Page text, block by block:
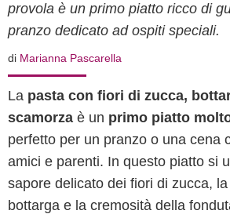
provola è un primo piatto ricco di
pranzo dedicato ad ospiti speciali.
di Marianna Pascarella
La pasta con fiori di zucca,
scamorza è un primo piatto
perfetto per un pranzo o una cena
amici e parenti. In questo piatto si
sapore delicato dei fiori di zucca,
bottarga e la cremosità della